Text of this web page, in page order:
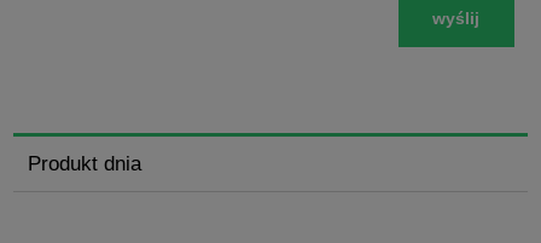
wyślij
Produkt dnia